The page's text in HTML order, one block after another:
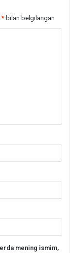
* bilan belgilangan
mening ismim,